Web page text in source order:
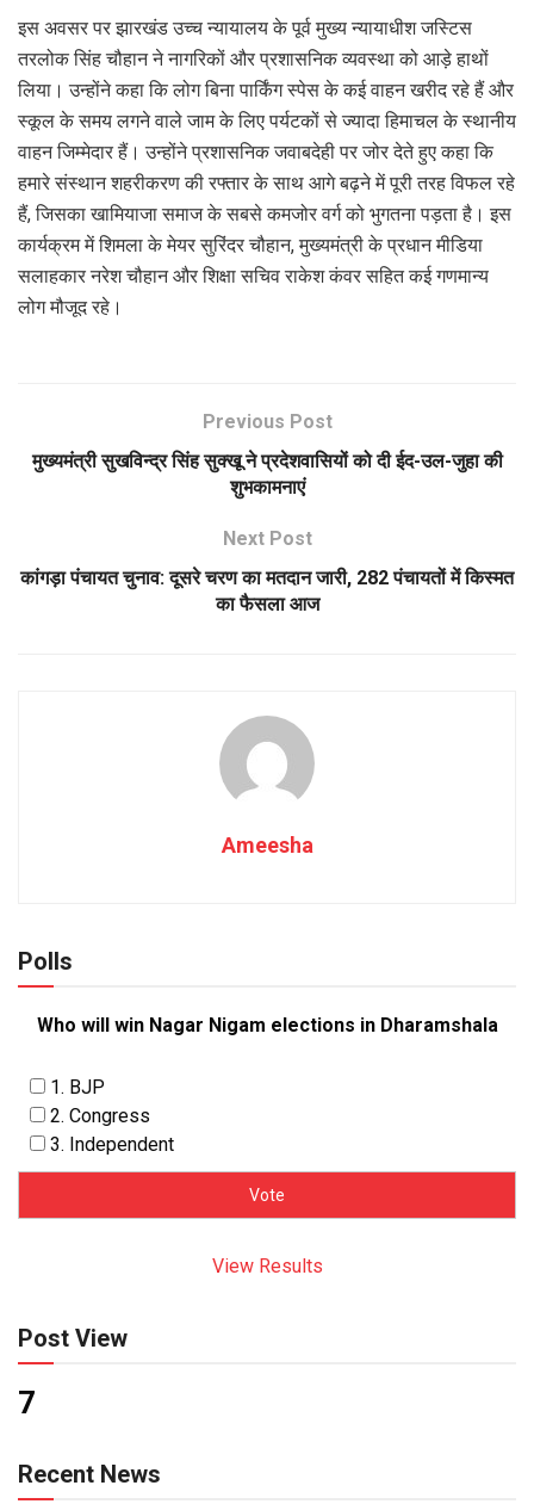
इस अवसर पर झारखंड उच्च न्यायालय के पूर्व मुख्य न्यायाधीश जस्टिस
तरलोक सिंह चौहान ने नागरिकों और प्रशासनिक व्यवस्था को आड़े हाथों
लिया। उन्होंने कहा कि लोग बिना पार्किंग स्पेस के कई वाहन खरीद रहे हैं और
स्कूल के समय लगने वाले जाम के लिए पर्यटकों से ज्यादा हिमाचल के स्थानीय
वाहन जिम्मेदार हैं। उन्होंने प्रशासनिक जवाबदेही पर जोर देते हुए कहा कि
हमारे संस्थान शहरीकरण की रफ्तार के साथ आगे बढ़ने में पूरी तरह विफल रहे
हैं, जिसका खामियाजा समाज के सबसे कमजोर वर्ग को भुगतना पड़ता है। इस
कार्यक्रम में शिमला के मेयर सुरिंदर चौहान, मुख्यमंत्री के प्रधान मीडिया
सलाहकार नरेश चौहान और शिक्षा सचिव राकेश कंवर सहित कई गणमान्य
लोग मौजूद रहे।
Previous Post
मुख्यमंत्री सुखविन्द्र सिंह सुक्खू ने प्रदेशवासियों को दी ईद-उल-जुहा की
शुभकामनाएं
Next Post
कांगड़ा पंचायत चुनाव: दूसरे चरण का मतदान जारी, 282 पंचायतों में किस्मत
का फैसला आज
Ameesha
Polls
Who will win Nagar Nigam elections in Dharamshala
1. BJP
2. Congress
3. Independent
View Results
Post View
7
Recent News